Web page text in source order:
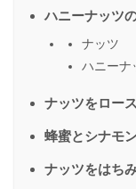
ハニーナッツ
ナッツ
ハニーナ
ナッツをロー
蜂蜜とシナモ
ナッツをはち